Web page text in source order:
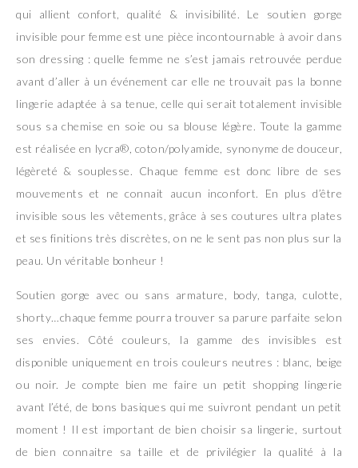
qui allient confort, qualité & invisibilité. Le soutien gorge
invisible pour femme est une pièce incontournable à avoir dans
son dressing : quelle femme ne s’est jamais retrouvée perdue
avant d’aller à un événement car elle ne trouvait pas la bonne
lingerie adaptée à sa tenue, celle qui serait totalement invisible
sous sa chemise en soie ou sa blouse légère. Toute la gamme
est réalisée en lycra®, coton/polyamide, synonyme de douceur,
légèreté & souplesse. Chaque femme est donc libre de ses
mouvements et ne connait aucun inconfort. En plus d’être
invisible sous les vêtements, grâce à ses coutures ultra plates
et ses finitions très discrètes, on ne le sent pas non plus sur la
peau. Un véritable bonheur !
Soutien gorge avec ou sans armature, body, tanga, culotte,
shorty…chaque femme pourra trouver sa parure parfaite selon
ses envies. Côté couleurs, la gamme des invisibles est
disponible uniquement en trois couleurs neutres : blanc, beige
ou noir. Je compte bien me faire un petit shopping lingerie
avant l’été, de bons basiques qui me suivront pendant un petit
moment ! Il est important de bien choisir sa lingerie, surtout
de bien connaitre sa taille et de privilégier la qualité à la